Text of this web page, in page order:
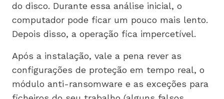
do disco. Durante essa análise inicial, o
computador pode ficar um pouco mais lento.
Depois disso, a operação fica impercetível.
Após a instalação, vale a pena rever as
configurações de proteção em tempo real, o
módulo anti-ransomware e as exceções para